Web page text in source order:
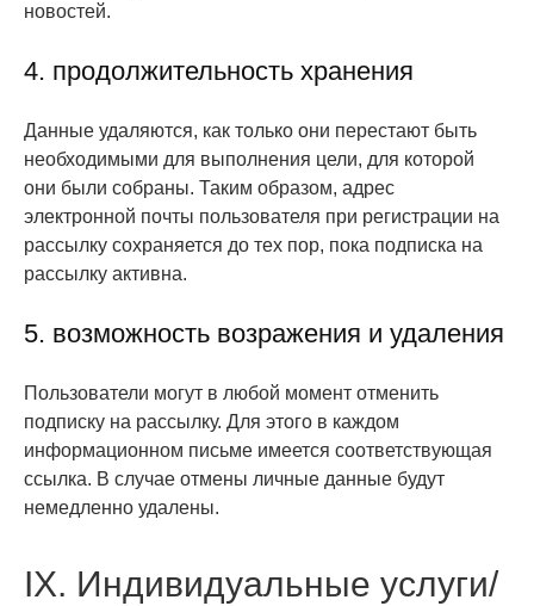
новостей.
4. продолжительность хранения
Данные удаляются, как только они перестают быть
необходимыми для выполнения цели, для которой
они были собраны. Таким образом, адрес
электронной почты пользователя при регистрации на
рассылку сохраняется до тех пор, пока подписка на
рассылку активна.
5. возможность возражения и удаления
Пользователи могут в любой момент отменить
подписку на рассылку. Для этого в каждом
информационном письме имеется соответствующая
ссылка. В случае отмены личные данные будут
немедленно удалены.
IX. Индивидуальные услуги/